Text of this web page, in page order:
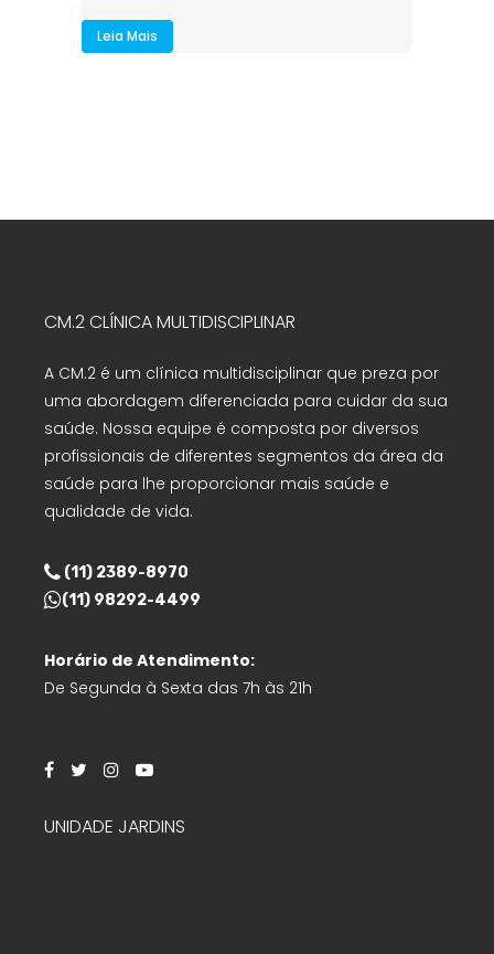
Leia Mais
CM.2 CLÍNICA MULTIDISCIPLINAR
A CM.2 é um clínica multidisciplinar que preza por
uma abordagem diferenciada para cuidar da sua
saúde. Nossa equipe é composta por diversos
profissionais de diferentes segmentos da área da
saúde para lhe proporcionar mais saúde e
qualidade de vida.
(11) 2389-8970
(11) 98292-4499
Horário de Atendimento:
De Segunda à Sexta das 7h às 21h
UNIDADE JARDINS